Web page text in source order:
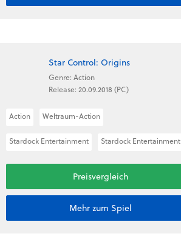
Star Control: Origins
Genre: Action
Release: 20.09.2018 (PC)
Action Weltraum-Action
Stardock Entertainment Stardock Entertainment
Preisvergleich
Mehr zum Spiel